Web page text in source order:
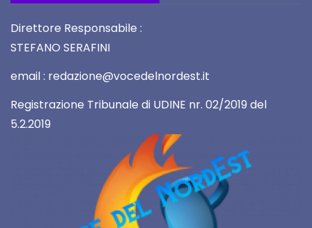
Direttore Responsabile :
STEFANO SERAFINI
email : redazione@vocedelnordest.it
Registrazione Tribunale di UDINE nr. 02/2019 del
5.2.2019